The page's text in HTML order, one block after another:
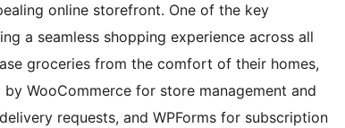
online storefront. One of the key
a seamless shopping experience across all
groceries from the comfort of their homes,
WooCommerce for store management and
requests, and WPForms for subscription